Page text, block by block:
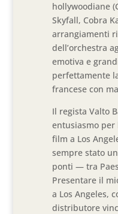
hollywoodiane
Skyfall, Cobra
arrangiamenti
dell’orchestra
emotiva e
perfettamente
francese con
Il regista Valto
entusiasmo per
film a Los
sempre stato
ponti — tra
Presentare il
a Los Angeles,
distributore